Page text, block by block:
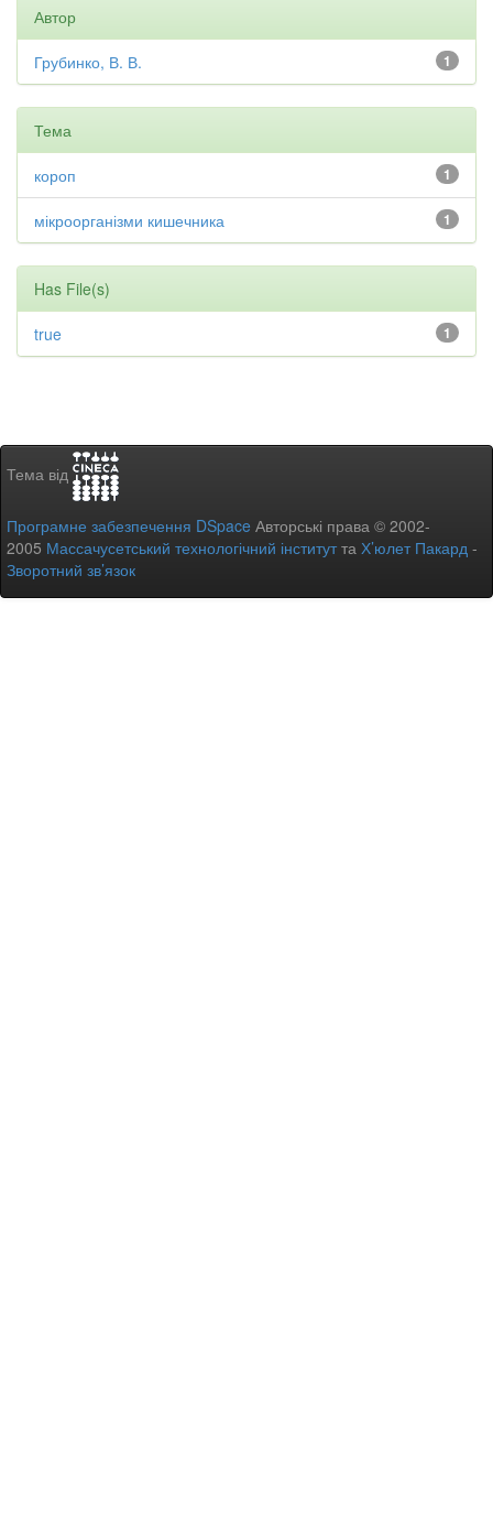
Автор
1
Грубинко, В. В.
Тема
1
короп
1
мікроорганізми кишечника
Has File(s)
1
true
Тема від
Програмне забезпечення DSpace Авторські права © 2002-
2005 Массачусетський технологічний інститутта Х’юлет Пакард -
Зворотний зв’язок